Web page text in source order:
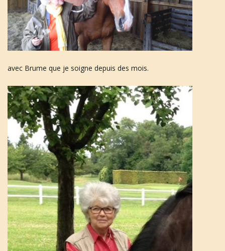
avec Brume que je soigne depuis des mois.